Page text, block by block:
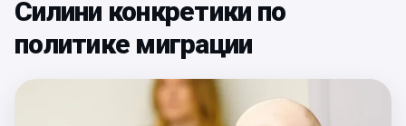
Силини конкретики по
политике миграции